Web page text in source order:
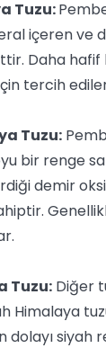
Tuzu:
içeren ve
Daha hafif
tercih
Tuzu:
bir renge
demir
Tuzu: Diğer
Himalaya
dolayı siyah